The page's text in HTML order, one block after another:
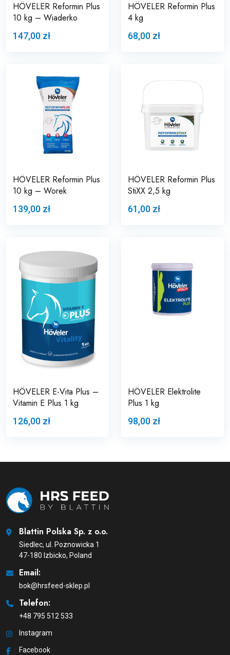
HÖVELER Reformin Plus
10 kg – Wiaderko
147,00 zł
HÖVELER Reformin Plus
4 kg
68,00 zł
HÖVELER Reformin Plus
10 kg – Worek
139,00 zł
HÖVELER Reformin Plus
StiXX 2,5 kg
61,00 zł
HÖVELER E-Vita Plus –
Vitamin E Plus 1 kg
126,00 zł
HÖVELER Elektrolite
Plus 1 kg
98,00 zł
Blattin Polska Sp. z o.o.
Siedlec, ul. Poznowicka 1
47-180 Izbicko, Poland
Email:
bok@hrsfeed-sklep.pl
Telefon:
+48 795 512 533
Instagram
Facebook